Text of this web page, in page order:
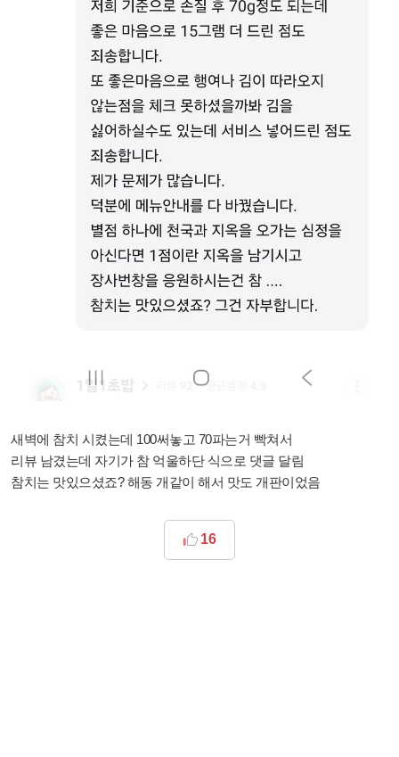
새벽에 참치 시켰는데 100써놓고 70파는거 빡쳐서
리뷰 남겼는데 자기가 참 억울하단 식으로 댓글 달림
참치는 맛있으셨죠? 해동 개같이 해서 맛도 개판이었음
16